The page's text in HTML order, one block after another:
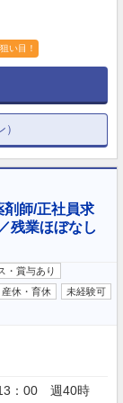
い目！
師/正社員求
残業ほぼなし
・賞与あり
産休・育休 未経験可
：00 週40時